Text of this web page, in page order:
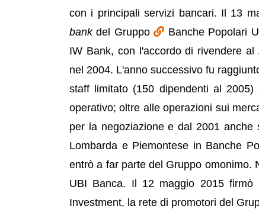
con i principali servizi bancari. Il 13
bankdel Gruppo
Banche Popolari
IW Bank, con l'accordo di rivendere al
nel 2004. L'anno successivo fu
staff limitato (150 dipendenti al
operativo; oltre alle operazioni sui
per la negoziazione e dal 2001
Lombarda e Piemontese in Banche
entrò a far parte del Gruppo omonimo.
UBI Banca. Il 12 maggio 2015
Investment, la rete di promotori del